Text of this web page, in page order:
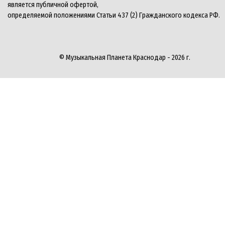
является публичной офертой,
определяемой положениями Статьи 437 (2) Гражданского кодекса РФ.
© Музыкальная Планета Краснодар - 2026 г.